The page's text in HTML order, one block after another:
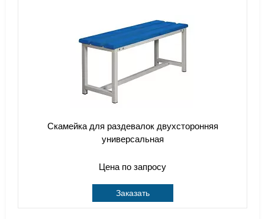
Скамейка для раздевалок двухсторонняя
универсальная
Цена по запросу
Заказать